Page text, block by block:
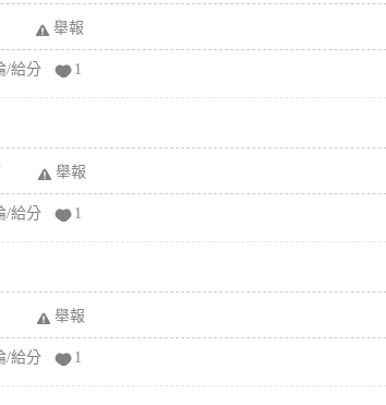
舉報
/給分 1
舉報
/給分 1
舉報
/給分 1